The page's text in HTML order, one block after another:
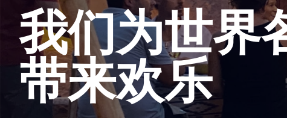
我们为世界
带来欢乐